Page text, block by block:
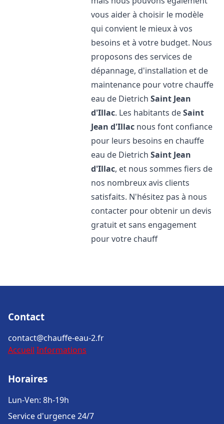
vous aider à choisir le modèle
qui convient le mieux à vos
besoins et à votre budget. Nous
proposons des services de
dépannage, d'installation et de
maintenance pour votre chauffe
eau de DietrichSaint Jean
d'Illac. Les habitants deSaint
Jean d'Illac nous font confiance
pour leurs besoins en chauffe
eau de DietrichSaint Jean
d'Illac, et nous sommes fiers de
nos nombreux avis clients
satisfaits. N'hésitez pas à nous
contacter pour obtenir un devis
gratuit et sans engagement
pour votre chauff
Contact
contact@chauffe-eau-2.fr
Accueil Informations
Horaires
Lun-Ven: 8h-19h
Service d'urgence 24/7